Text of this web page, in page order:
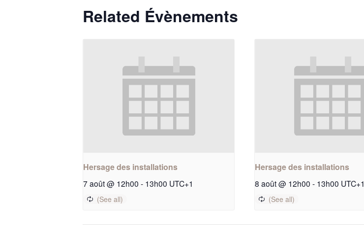
Related Évènements
Hersage des installations
7 août @ 12h00 - 13h00 UTC+1
Hersage des installations
8 août @ 12h00 - 13h00 UTC+1